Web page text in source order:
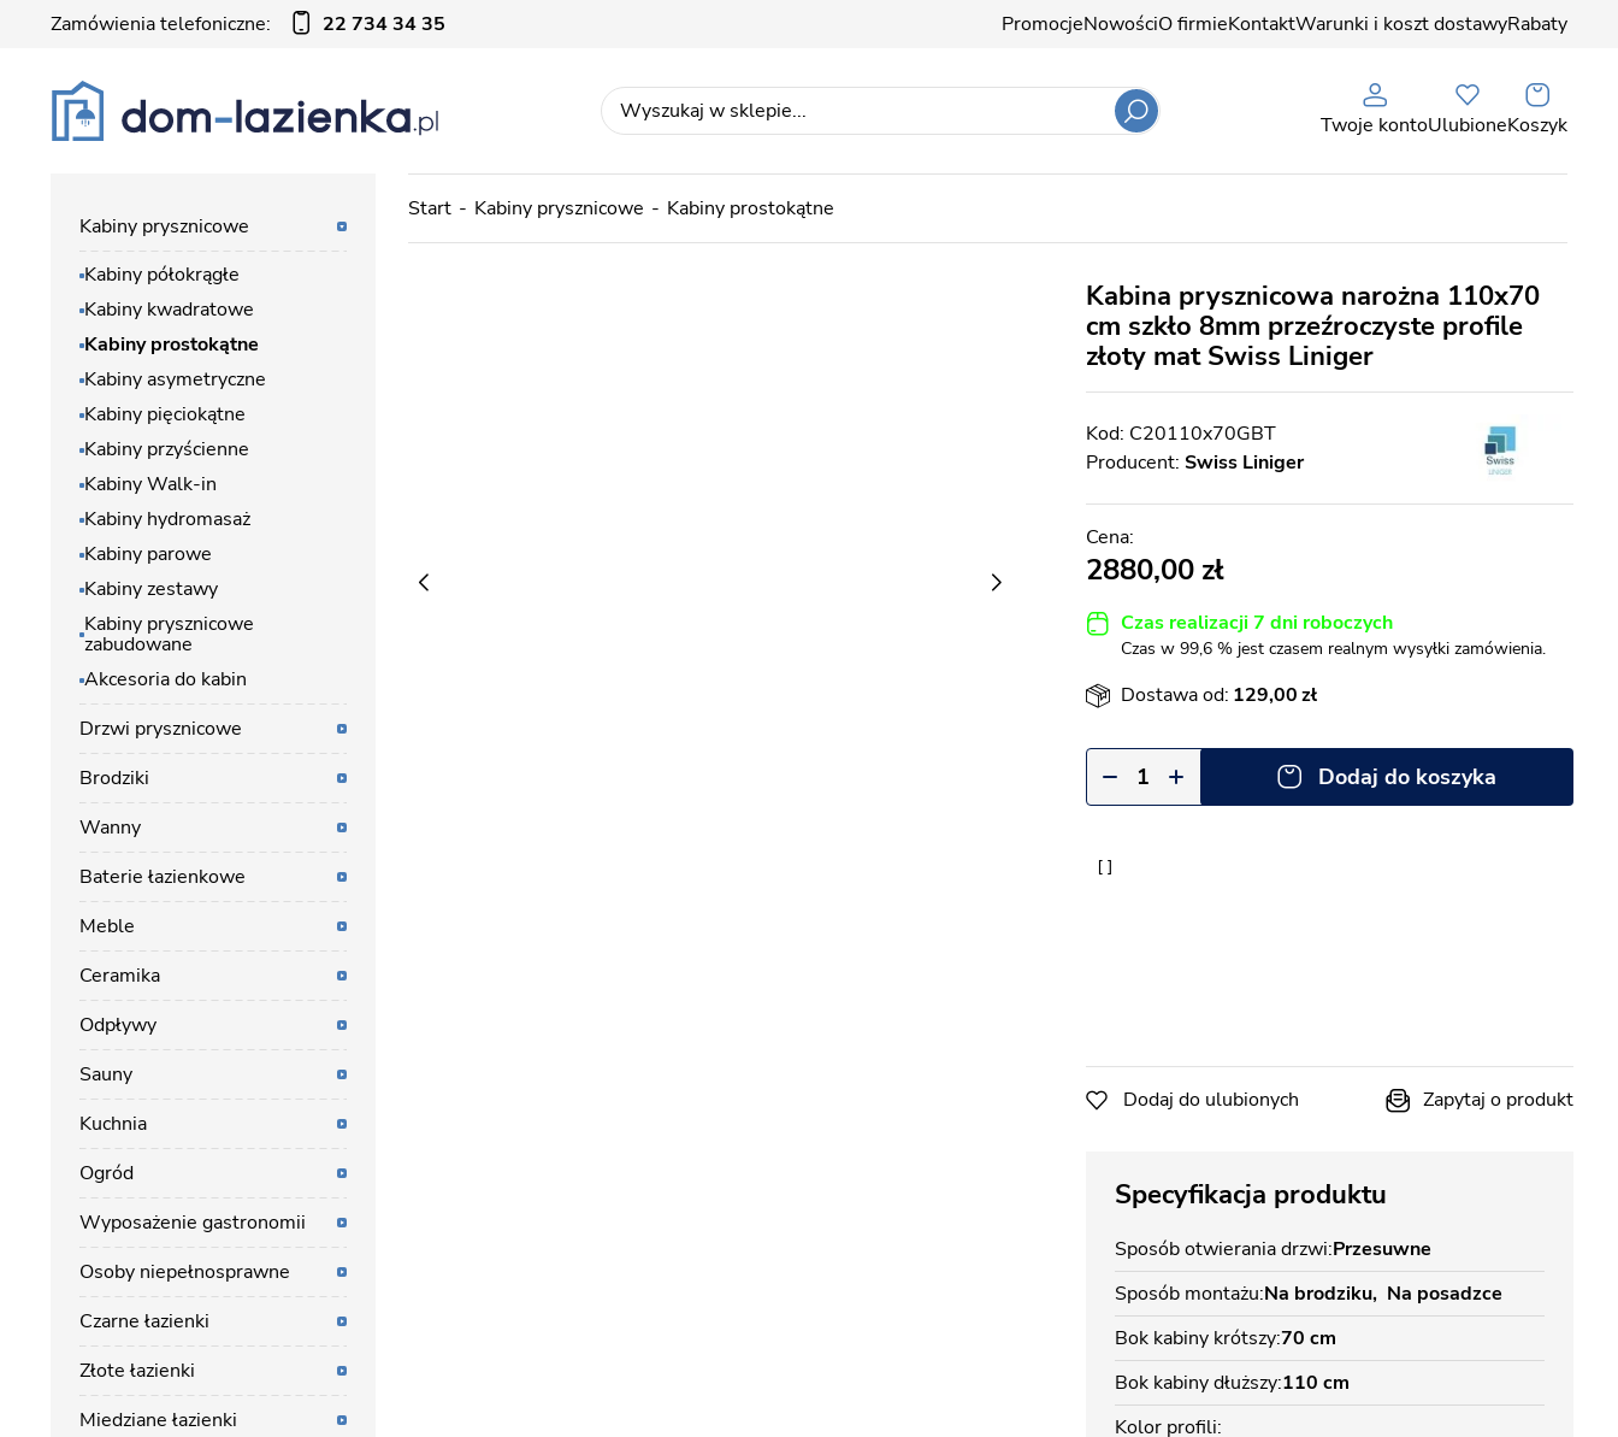
Zamówienia telefoniczne: 22 734 34 35 PromocjeNowościO firmieKontaktWarunki i koszt dostawyRabaty
Twoje kontoUlubioneKoszyk
Start Kabiny prysznicowe Kabiny prostokątne
Kabina prysznicowa narożna 110x70
cm szkło 8mm przeźroczyste profile
złoty mat Swiss Liniger
C20110x70GBT
Producent: Swiss Liniger
2880,00
Czas realizacji 7 dni roboczych
Czas w 99,6 % jest czasem realnym wysyłki zamówienia.
Dostawa od: 129,00
Dodaj do koszyka
Dodaj do ulubionych Zapytaj o produkt
Specyfikacja produktu
Sposób otwierania drzwi Przesuwne
Sposób montażu Na brodziku Na posadzce
Bok kabiny krótszy70 cm
Bok kabiny dłuższy 110 cm
Kolor profili
Kabiny prysznicowe
Kabiny półokrągłe
Kabiny kwadratowe
Kabiny prostokątne
Kabiny asymetryczne
Kabiny pięciokątne
Kabiny przyścienne
Kabiny Walk-in
Kabiny hydromasaż
Kabiny parowe
Kabiny zestawy
Kabiny prysznicowe
zabudowane
Akcesoria do kabin
Drzwi prysznicowe
Brodziki
Wanny
Baterie łazienkowe
Meble
Ceramika
Odpływy
Sauny
Kuchnia
Ogród
Wyposażenie gastronomii
Osoby niepełnosprawne
Czarne łazienki
Złote łazienki
Miedziane łazienki